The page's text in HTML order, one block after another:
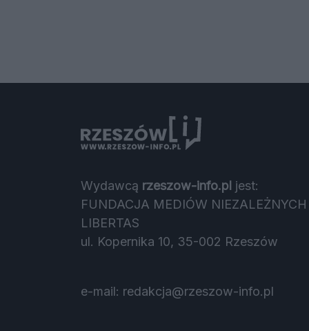
Wydawcą rzeszow-info.pl jest:
FUNDACJA MEDIÓW NIEZALEŻNYCH
LIBERTAS
ul. Kopernika 10, 35-002 Rzeszów
e-mail: redakcja@rzeszow-info.pl